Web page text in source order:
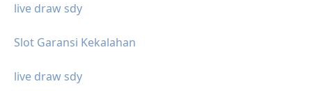
live draw sdy
Slot Garansi Kekalahan
live draw sdy